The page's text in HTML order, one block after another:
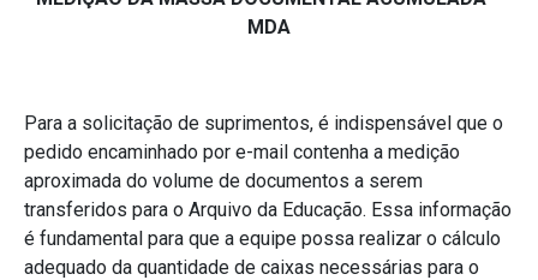
MDA
Para a solicitação de suprimentos, é indispensável que o
pedido encaminhado por e-mail contenha a medição
aproximada do volume de documentos a serem
transferidos para o Arquivo da Educação. Essa informação
é fundamental para que a equipe possa realizar o cálculo
adequado da quantidade de caixas necessárias para o